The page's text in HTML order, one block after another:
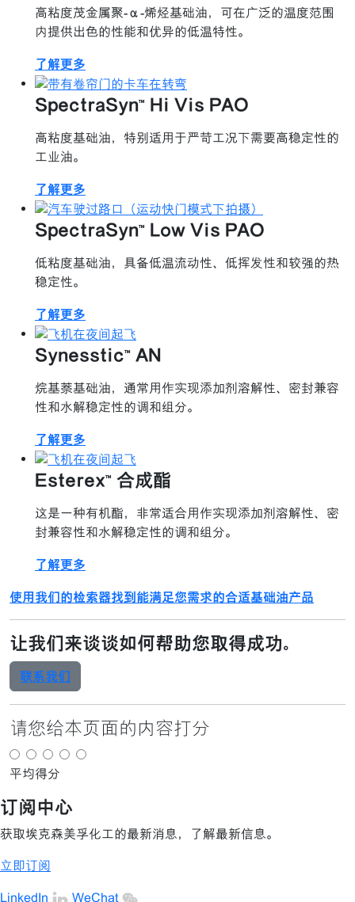
高粘度茂金属聚-α-烯烃基础油，可在广泛的温度范围
内提供出色的性能和优异的低温特性。
了解更多
SpectraSyn™ Hi Vis PAO
高粘度基础油，特别适用于严苛工况下需要高稳定性的
工业油。
了解更多
SpectraSyn™ Low Vis PAO
低粘度基础油，具备低温流动性、低挥发性和较强的热
稳定性。
了解更多
Synesstic™ AN
烷基萘基础油，通常用作实现添加剂溶解性、密封兼容
性和水解稳定性的调和组分。
了解更多
Esterex™ 合成酯
这是一种有机酯，非常适合用作实现添加剂溶解性、密
封兼容性和水解稳定性的调和组分。
了解更多
使用我们的检索器找到能满足您需求的合适基础油产品
让我们来谈谈如何帮助您取得成功。
联系我们
请您给本页面的内容打分
平均得分
订阅中心
获取埃克森美孚化工的最新消息，了解最新信息。
立即订阅
LinkedIn WeChat